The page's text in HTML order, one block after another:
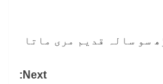
سو سالہ قدیم مری ماتا
Next: